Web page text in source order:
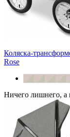
Коляска-
Rose
Ничего лишнего, а